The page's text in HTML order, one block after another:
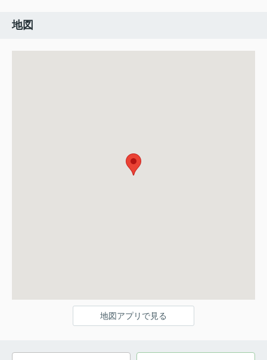
地図
地図アプリで見る